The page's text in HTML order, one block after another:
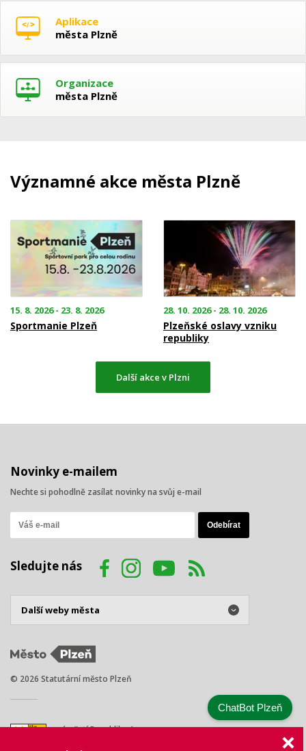
Aplikace
města Plzně
Organizace
města Plzně
Významné akce města Plzně
15. 8. 2026 - 23. 8. 2026
Sportmanie Plzeň
28. 10. 2026 - 28. 10. 2026
Plzeňské oslavy vzniku
republiky
Další akce v Plzni
Novinky e-mailem
Nechte si pohodlně zasílat novinky na svůj e-mail
Sledujte nás
© 2026 Statutární město Plzeň
náměstí Republiky 1
ChatBot Plzeň